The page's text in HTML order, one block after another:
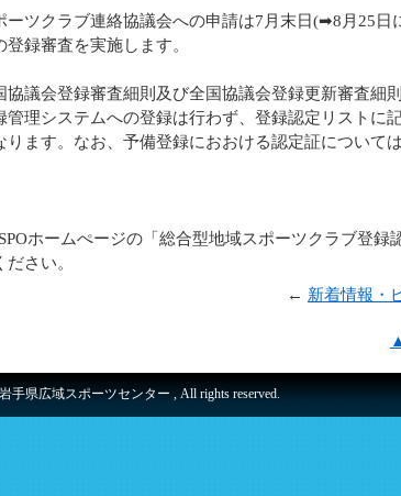
ーツクラブ連絡協議会への申請は7月末日(➡8月25日
録審査を実施します。
議会登録審査細則及び全国協議会登録更新審査細
理システムへの登録は行わず、登録認定リストに
ります。なお、予備登録におおける認定証について
ホームぺージの「総合型地域スポーツクラブ登録
さい。
← 新着情報・
手県広域スポーツセンター , All rights reserved.